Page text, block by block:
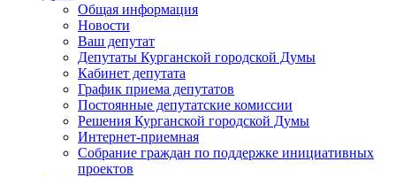
Общая информация
Новости
Ваш депутат
Депутаты Курганской городской Думы
Кабинет депутата
График приема депутатов
Постоянные депутатские комиссии
Решения Курганской городской Думы
Интернет-приемная
Собрание граждан по поддержке инициативных
проектов